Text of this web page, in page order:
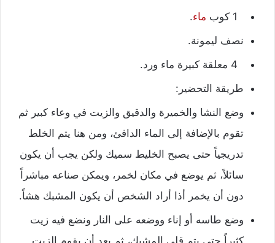
ماء.
نصف ليمونة.
طريقة التحضير:
وضع النشا والخميرة والدقيق والزيت في وعاء كبير ثم
تقوم بالإضافة إلى الماء الدافئ، ومن هنا يتم الخلط
تدريجياً حتى يصبح الخليط سميك ولكن يجب أن يكون
سائلاً، ثم يوضع في مكان لخمر، ويمكن صناعه مباشراً
دون أن يخمر أذا أراد الشخص أن يكون المشبك هشاً.
وضع طاسه أو إناء ووضعه على النار ونضع فيه زيت